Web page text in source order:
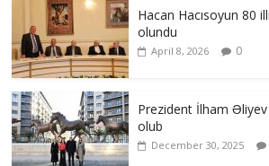
Hacan Hacısoyun 80
olundu
April 8, 2026 0
Prezident İlham Əliyev
olub
December 30, 2025